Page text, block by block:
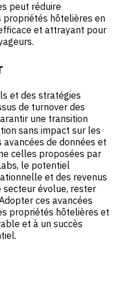
peut réduire
hôtelières en
et attrayant pour
et des stratégies
de turnover des
une transition
sans impact sur les
de données et
celles proposées par
le potentiel
et des revenus
secteur évolue, rester
ces avancées
propriétés hôtelières et
et à un succès